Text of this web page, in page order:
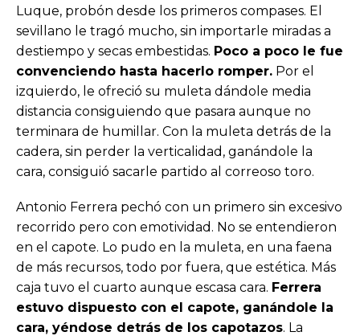
Luque, probón desde los primeros compases. El
sevillano le tragó mucho, sin importarle miradas a
destiempo y secas embestidas. Poco a poco le fue
convenciendo hasta hacerlo romper. Por el
izquierdo, le ofreció su muleta dándole media
distancia consiguiendo que pasara aunque no
terminara de humillar. Con la muleta detrás de la
cadera, sin perder la verticalidad, ganándole la
cara, consiguió sacarle partido al correoso toro.
Antonio Ferrera pechó con un primero sin excesivo
recorrido pero con emotividad. No se entendieron
en el capote. Lo pudo en la muleta, en una faena
de más recursos, todo por fuera, que estética. Más
caja tuvo el cuarto aunque escasa cara. Ferrera
estuvo dispuesto con el capote, ganándole la
cara, yéndose detrás de los capotazos. La